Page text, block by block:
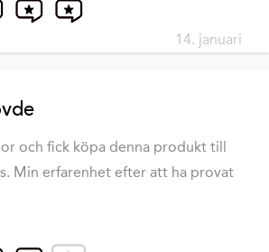
14. januari
och fick köpa denna produkt till
Min erfarenhet efter att ha provat